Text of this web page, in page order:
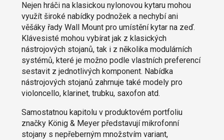
Nejen hráči na klasickou nylonovou kytaru mohou
využít široké nabídky podnožek a nechybí ani
věšáky řady Wall Mount pro umístění kytar na zeď.
Klávesisté mohou vybírat jak z klasických
nástrojových stojanů, tak i z několika modulárních
systémů, které je možno podle vlastních preferencí
sestavit z jednotlivých komponent. Nabídka
nástrojových stojanů zahrnuje také modely pro
violoncello, klarinet, trubku, saxofon atd.
Samostatnou kapitolu v produktovém portfoliu
značky König & Meyer představují mikrofonní
stojany s nepřeberným množstvím variant,